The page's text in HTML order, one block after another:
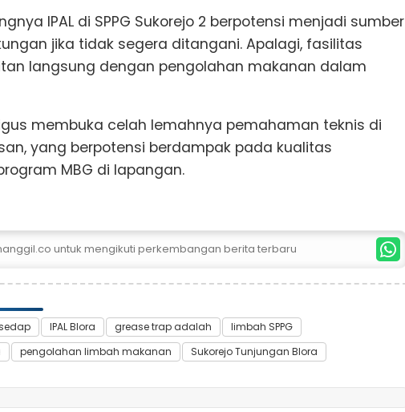
IPAL di SPPG Sukorejo 2 berpotensi menjadi sumber
jika tidak segera ditangani. Apalagi, fasilitas
langsung dengan pengolahan makanan dalam
membuka celah lemahnya pemahaman teknis di
yang berpotensi berdampak pada kualitas
MBG di lapangan.
untuk mengikuti perkembangan berita terbaru
IPAL Blora grease trap adalah
limbah SPPG
pengolahan limbah makanan Sukorejo Tunjungan Blora